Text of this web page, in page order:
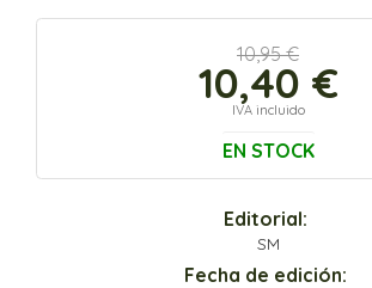
10,95 €
10,40 €
IVA incluido
EN STOCK
Editorial:
SM
Fecha de edición: